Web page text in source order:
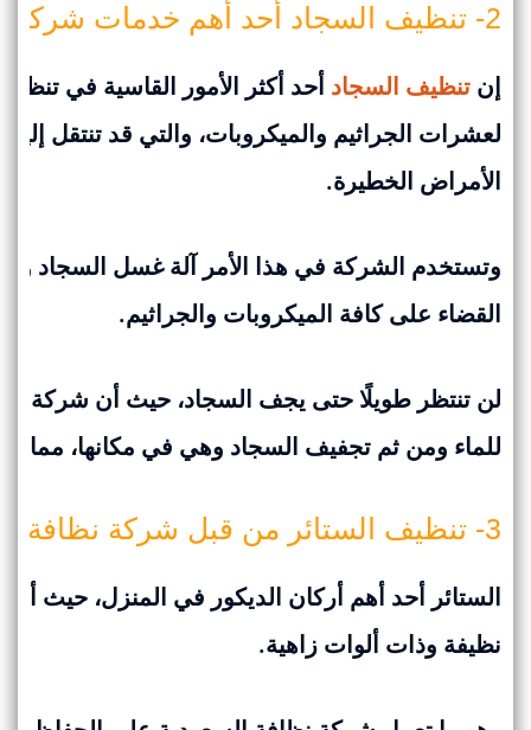
2- تنظيف السجاد أحد أهم خدمات شركة تنظيف بالخبر وجميع انحاء السعودية:-
إن تنظيف السجاد أحد أكثر الأمور القاسية في
لعشرات الجراثيم والميكروبات، والتي قد تنتقل
الأمراض الخطيرة.
وتستخدم الشركة في هذا الأمر آلة غسل السجاد
القضاء على كافة الميكروبات والجراثيم.
لن تنتظر طويلًا حتى يجف السجاد، حيث أن شركة
للماء ومن ثم تجفيف السجاد وهي في مكانها،
3- تنظيف الستائر من قبل شركة نظافة السعودية:-
الستائر أحد أهم أركان الديكور في المنزل، حيث
نظيفة وذات ألوات زاهية.